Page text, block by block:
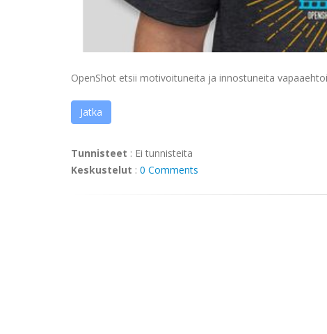
OpenShot etsii motivoituneita ja innostuneita
Jatka
Tunnisteet : Ei tunnisteita
Keskustelut : 0 Comments